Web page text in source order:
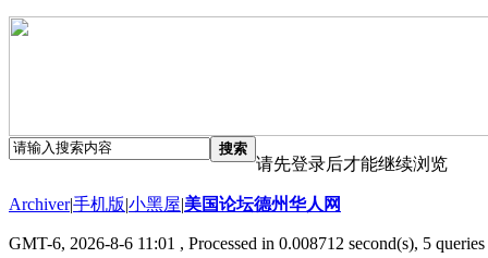
搜索
请先登录后才能继续浏览
Archiver|手机版|小黑屋|美国论坛德州华人网
GMT-6, 2026-8-6 11:01 , Processed in 0.008712 second(s), 5 queries